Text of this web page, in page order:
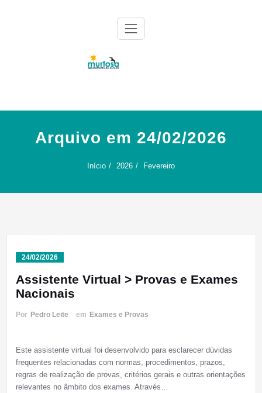
Arquivo em 24/02/2026
Início 2026 Fevereiro
24/02/2026
Assistente Virtual > Provas e Exames
Nacionais
Por Pedro Leite em Exames e Provas
Este assistente virtual foi desenvolvido para esclarecer dúvidas
frequentes relacionadas com normas, procedimentos, prazos,
regras de realização de provas, critérios gerais e outras orientações
relevantes no âmbito dos exames. Através…